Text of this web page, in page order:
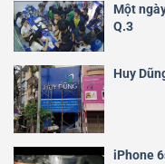
Một
Q.3
Huy
iPhone